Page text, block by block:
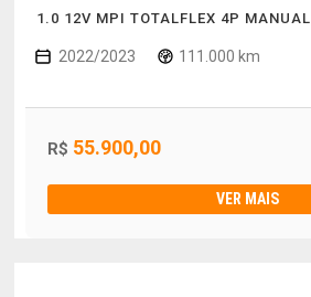
1.0 12V MPI TOTALFLEX 4P MANUAL
2022/2023 111.000 km
R$ 55.900,00
VER MAIS